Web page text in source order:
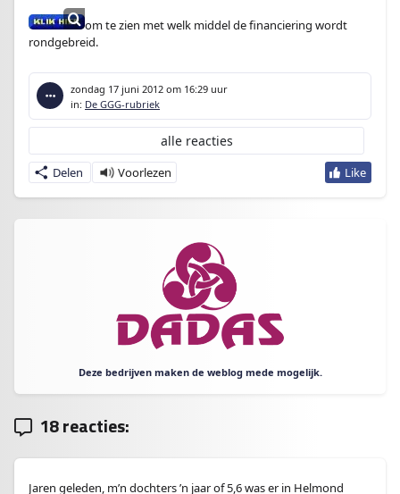
om te zien met welk middel de financiering wordt
rondgebreid.
zondag 17 juni 2012 om 16:29 uur
in: De GGG-rubriek
Delen
alle reacties
Deze bedrijven maken de weblog mede mogelijk.
18 reacties:
Jaren geleden, m’n dochters ’n jaar of 5,6 was er in Helmond